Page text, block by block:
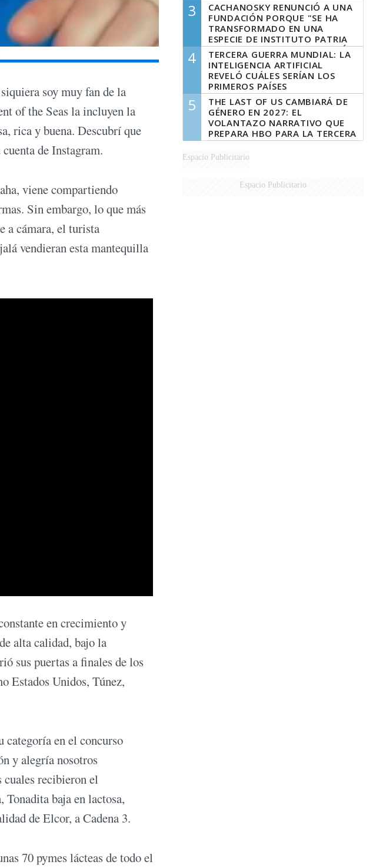
soy muy fan de la
of the Seas la incluyen la
rica y buena. Descubrí que
cuenta de Instagram.
viene compartiendo
Sin embargo, lo que más
a cámara, el turista
vendieran esta mantequilla
en crecimiento y
alta calidad, bajo la
sus puertas a finales de los
Estados Unidos, Túnez,
categoría en el concurso
y alegría nosotros
cuales recibieron el
baja en lactosa,
de Elcor, a Cadena 3.
70 pymes lácteas de todo el
3
CACHANOSKY RENUNCIÓ A UNA
FUNDACIÓN PORQUE "SE HA
TRANSFORMADO EN UNA
ESPECIE DE INSTITUTO PATRIA
INCONDICIONAL DE LA GESTIÓN
DE MILEI"
4
TERCERA GUERRA MUNDIAL: LA
INTELIGENCIA ARTIFICIAL
REVELÓ CUÁLES SERÍAN LOS
PRIMEROS PAÍSES
LATINOAMERICANOS EN SER
DERROTADOS
5
THE LAST OF US CAMBIARÁ DE
GÉNERO EN 2027: EL
VOLANTAZO NARRATIVO QUE
PREPARA HBO PARA LA TERCERA
TEMPORADA
Espacio Publicitario
Espacio Publicitario